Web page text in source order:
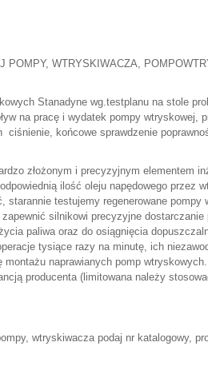
POMPY, WTRYSKIWACZA,
Stanadyne wg.testplanu na stole
na pracę i wydatek pompy wtryskowej,
końcowe sprawdzenie
złożonym i precyzyjnym elementem
ilość oleju napędowego przez
starannie testujemy regenerowane pompy
silnikowi precyzyjne dostarczanie
paliwa oraz do osiągnięcia
tysiące razy na minutę, ich
naprawianych pomp
producenta (limitowana należy
wtryskiwacza podaj nr katalogowy,